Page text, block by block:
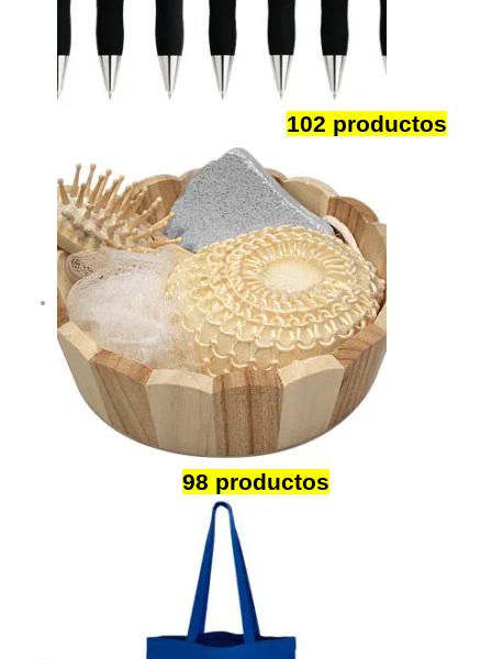
102 productos
98 productos